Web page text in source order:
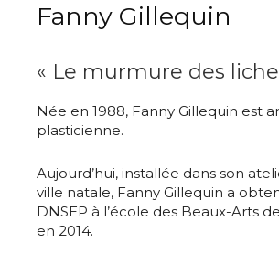
Fanny Gillequin
« Le murmure des
Née en 1988, Fanny Gillequin est
plasticienne.
Aujourd’hui, installée dans son
ville natale, Fanny Gillequin a
DNSEP à l’école des Beaux-Arts
en 2014.